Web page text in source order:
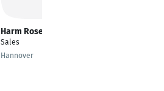
Harm Rosebrock
Sales
Hannover